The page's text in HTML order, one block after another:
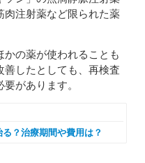
肉注射薬など限られた薬
の薬が使われることも
善したとしても、再検査
があります。
？治療期間や費用は？